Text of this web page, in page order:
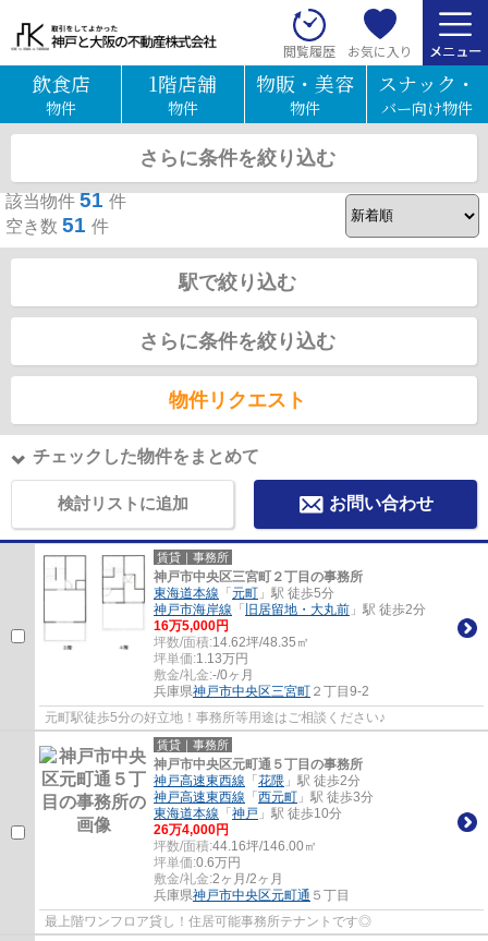
閲覧履歴 お気に入り
飲食店
物件
1階店舗
物件
物販・美容
物件
スナック・
バー向け物件
JR東海道本線の駅選択画面
該当物件 51件
空き数 51 件
駅で絞り込む
さらに条件を絞り込む
物件リクエスト
チェックした物件をまとめて
検討リストに追加 お問い合わせ
賃貸｜事務所
神戸市中央区三宮町２丁目の事務所
東海道本線 「 元町 」駅 徒歩5分
神戸市海岸線 「 旧居留地・大丸前 」駅 徒歩2分
16万5,000円
坪数/面積:14.62坪/48.35㎡
坪単価:1.13万円
敷金/礼金:-/0ヶ月
兵庫県神戸市中央区三宮町 ２丁目9-2
元町駅徒歩5分の好立地！事務所等用途はご相談ください♪
賃貸｜事務所
神戸市中央区元町通５丁目の事務所
神戸高速東西線 「 花隈 」駅 徒歩2分
神戸高速東西線 「 西元町 」駅 徒歩3分
東海道本線 「 神戸 」駅 徒歩10分
26万4,000円
坪数/面積:44.16坪/146.00㎡
坪単価:0.6万円
敷金/礼金:2ヶ月/2ヶ月
兵庫県神戸市中央区元町通 ５丁目
最上階ワンフロア貸し！住居可能事務所テナントです◎
さらに条件を絞り込む